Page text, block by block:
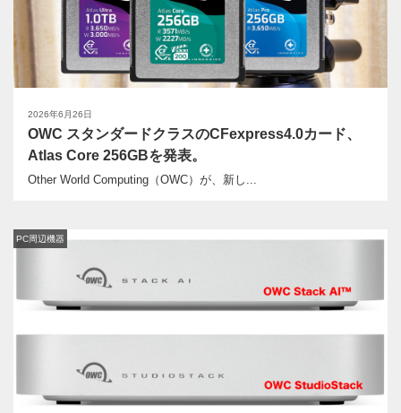
2026年6月26日
OWC スタンダードクラスのCFexpress4.0カード、
Atlas Core 256GBを発表。
Other World Computing（OWC）が、新し...
PC周辺機器